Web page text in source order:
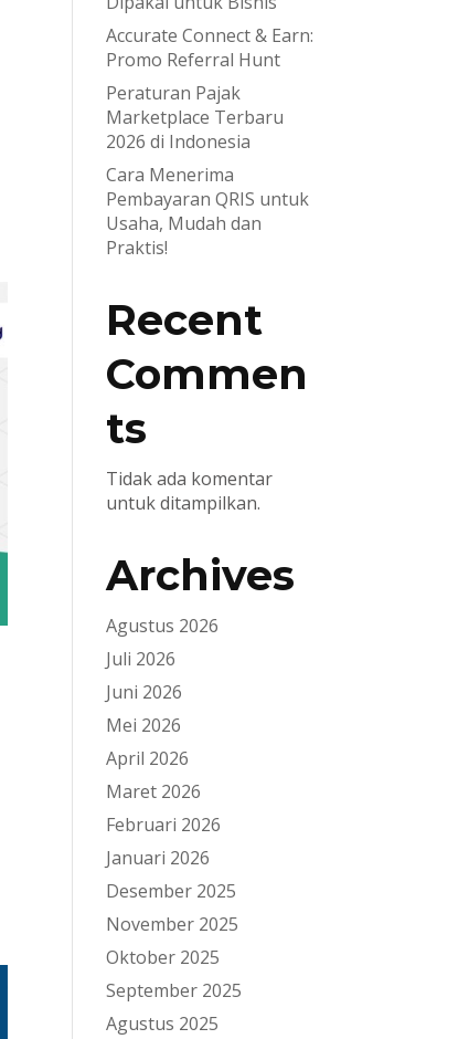
Accurate Connect & Earn:
Promo Referral Hunt
Peraturan Pajak
Marketplace Terbaru
2026 di Indonesia
Cara Menerima
Pembayaran QRIS untuk
Usaha, Mudah dan
Praktis!
Recent
Commen
ts
Tidak ada komentar
untuk ditampilkan.
Archives
Agustus 2026
Juli 2026
Juni 2026
Mei 2026
April 2026
Maret 2026
Februari 2026
Januari 2026
Desember 2025
November 2025
Oktober 2025
September 2025
Agustus 2025